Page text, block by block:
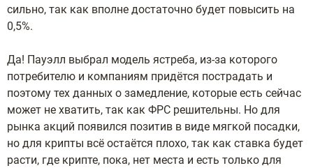
сильно, так как вполне достаточно будет повысить на
0,5%.
Да! Пауэлл выбрал модель ястреба, из-за которого
потребителю и компаниям придётся пострадать и
поэтому тех данных о замедление, которые есть сейчас
может не хватить, так как ФРС решительны. Но для
рынка акций появился позитив в виде мягкой посадки,
но для крипты всё остаётся плохо, так как ставка будет
расти, где крипте, пока, нет места и есть только для